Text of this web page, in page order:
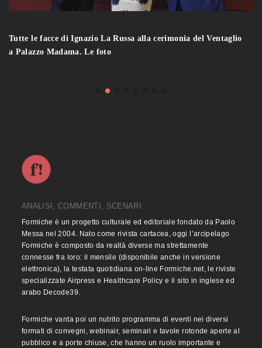
Tutte le facce di Ignazio La Russa alla cerimonia del Ventaglio
a Palazzo Madama. Le foto
ANALISI, COMMENTI, SCENARI
Formiche è un progetto culturale ed editoriale fondato da Paolo
Messa nel 2004. Nato come rivista cartacea, oggi l’arcipelago
Formiche è composto da realtà diverse ma strettamente
connesse fra loro: il mensile (disponibile anche in versione
elettronica), la testata quotidiana on-line Formiche.net, le riviste
specializzate Airpress e Healthcare Policy e il sito in inglese ed
arabo Decode39.
Formiche vanta poi un nutrito programma di eventi nei diversi
formati di convegni, webinair, seminari e tavole rotonde aperte al
pubblico e a porte chiuse, che hanno un ruolo importante e